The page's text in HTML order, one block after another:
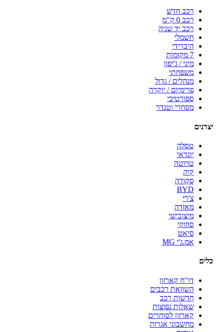
רכב חדש
רכב 0 ק"מ
רכב יד שניה
חשמלי
היברידי
7 מקומות
מיני / ג'יפון
משפחתי
מנהלים / גדול
פרימיום / יוקרה
ספורטיבי
מסחרי וטנדר
יצרנים
טסלה
יונדאי
טויוטה
קיה
סקודה
BYD
צ'רי
מאזדה
מיצובישי
סוזוקי
סיאט
אמ.ג'י MG
כלים
דו"ח קארזון
השוואת רכבים
חדשות רכב
שאלות נפוצות
קארזון לסוחרים
מחשבוני אגרות